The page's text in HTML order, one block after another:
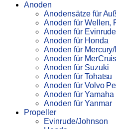
Anoden
Anodensätze für
Anoden für Wellen,
Anoden für
Anoden für Honda
Anoden für
Anoden für
Anoden für Suzuki
Anoden für Tohatsu
Anoden für Volvo
Anoden für Yamaha
Anoden für Yanmar
Propeller
Evinrude/Johnson